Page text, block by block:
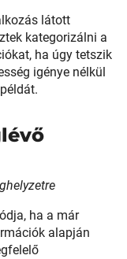
látott
kategorizálni a
ha úgy tetszik
igénye nélkül
ha a már
alapján